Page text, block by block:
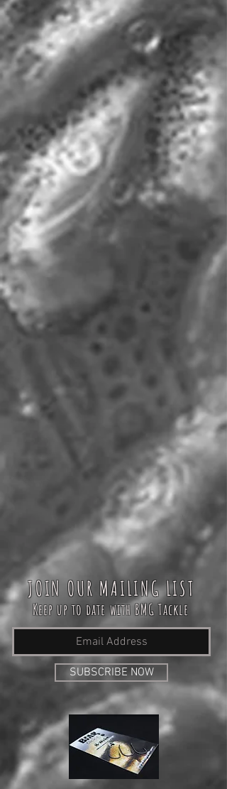
JOIN OUR MAILING LIST
Keep up to date with BMG Tackle
SUBSCRIBE NOW